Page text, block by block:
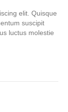
elit. Quisque
suscipit
luctus molestie